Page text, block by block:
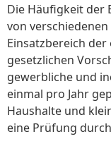
Die Häufigkeit der
von verschiedenen
Einsatzbereich
gesetzlichen
gewerbliche und
einmal pro Jahr
Haushalte und
eine Prüfung